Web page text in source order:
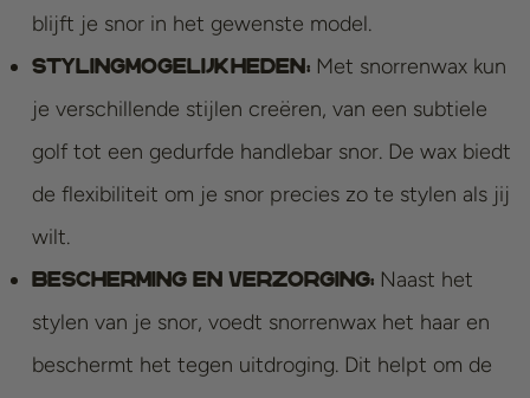
blijft je snor in het gewenste model.
Stylingmogelijkheden: Met snorrenwax kun
je verschillende stijlen creëren, van een subtiele
golf tot een gedurfde handlebar snor. De wax biedt
de flexibiliteit om je snor precies zo te stylen als jij
wilt.
Bescherming en verzorging: Naast het
stylen van je snor, voedt snorrenwax het haar en
beschermt het tegen uitdroging. Dit helpt om de